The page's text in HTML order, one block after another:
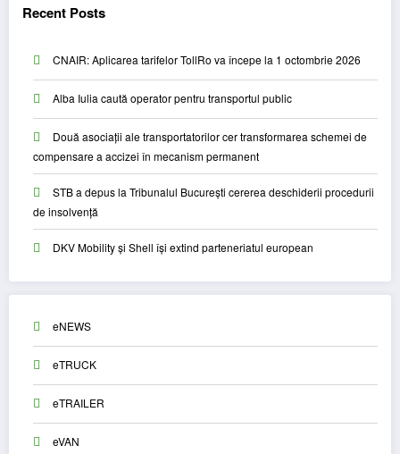
Recent Posts
CNAIR: Aplicarea tarifelor TollRo va începe la 1 octombrie 2026
Alba Iulia caută operator pentru transportul public
Două asociații ale transportatorilor cer transformarea schemei de
compensare a accizei în mecanism permanent
STB a depus la Tribunalul București cererea deschiderii procedurii
de insolvență
DKV Mobility și Shell își extind parteneriatul european
eNEWS
eTRUCK
eTRAILER
eVAN